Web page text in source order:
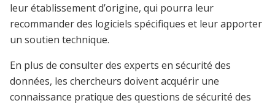
leur établissement d’origine, qui pourra leur
recommander des logiciels spécifiques et leur apporter
un soutien technique.
En plus de consulter des experts en sécurité des
données, les chercheurs doivent acquérir une
connaissance pratique des questions de sécurité des